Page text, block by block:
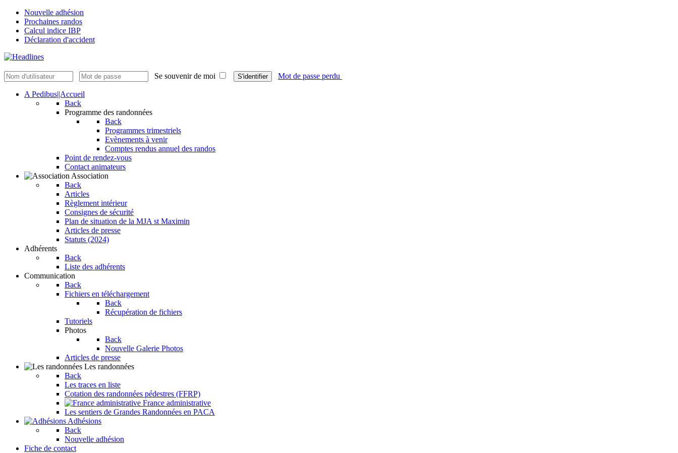
Nouvelle adhésion
Prochaines randos
Calcul indice IBP
Déclaration d'accident
Se souvenir de moi S'identifier Mot de passe perdu
A Pedibus||Accueil
Back
Programme des randonnées
Back
Programmes trimestriels
Evènements à venir
Comptes rendus annuel des randos
Point de rendez-vous
Contact animateurs
Association
Back
Articles
Règlement intérieur
Consignes de sécurité
Plan de situation de la MJA st Maximin
Articles de presse
Statuts (2024)
Adhérents
Back
Liste des adhérents
Communication
Back
Fichiers en téléchargement
Back
Récupération de fichiers
Tutoriels
Photos
Back
Nouvelle Galerie Photos
Articles de presse
Les randonnées
Back
Les traces en liste
Cotation des randonnées pédestres (FFRP)
France administrative
Les sentiers de Grandes Randonnées en PACA
Adhésions
Back
Nouvelle adhésion
Fiche de contact